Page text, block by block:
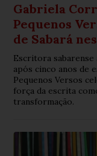
Gabriela
Pequenos
de Sabará
Escritora
após cinco anos de
Pequenos Versos
força da escrita
transformação.